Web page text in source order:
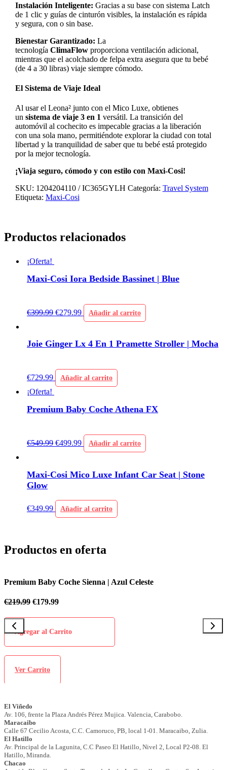
Instalación Inteligente: Gracias a su base con sistema Latch
de 1 clic y guías de cinturón visibles, la instalación es rápida
y segura, con o sin base.
Bienestar Garantizado: La
tecnología ClimaFlowproporciona ventilación adicional,
mientras que el acolchado de felpa extra asegura que tu bebé
(de 4 a 30 libras) viaje siempre cómodo.
El Sistema de Viaje Ideal
Al usar el Leona² junto con el Mico Luxe, obtienes
un sistema de viaje 3 en 1versátil. La transición del
automóvil al cochecito es impecable gracias a la liberación
con una sola mano, permitiéndote explorar la ciudad con total
libertad y la tranquilidad de saber que tu bebé está protegido
por la mejor tecnología.
¡Viaja seguro, cómodo y con estilo con Maxi-Cosi!
SKU: 1204204110 / IC365GYLH Categoría: Travel System
Etiqueta: Maxi-Cosi
Productos relacionados
¡Oferta!
Maxi-Cosi Iora Bedside Bassinet | Blue
€399.99 €279.99 Añadir al carrito
Joie Ginger Lx 4 En 1 Pramette Stroller | Mocha
€729.99 Añadir al carrito
¡Oferta!
Premium Baby Coche Athena FX
€549.99 €499.99 Añadir al carrito
Maxi-Cosi Mico Luxe Infant Car Seat | Stone
Glow
€349.99 Añadir al carrito
Productos en oferta
Premium Baby Coche Sienna | Azul Celeste
€219.99 €179.99
Agregar al Carrito
Ver Carrito